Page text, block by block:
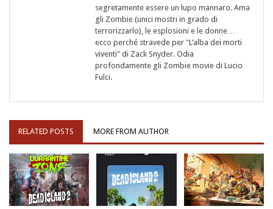
segretamente essere un lupo mannaro. Ama
gli Zombie (unici mostri in grado di
terrorizzarlo), le esplosioni e le donne…
ecco perché stravede per "L’alba dei morti
viventi" di Zack Snyder. Odia
profondamente gli Zombie movie di Lucio
Fulci.
RELATED POSTS MORE FROM AUTHOR